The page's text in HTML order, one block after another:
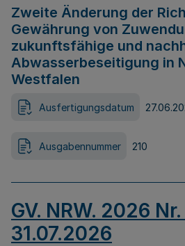
Zweite Änderung der
Gewährung von
zukunftsfähige und
Abwasserbeseitigung in
Westfalen
Ausfertigungsdatum
Ausgabennummer 210
GV. NRW. 2026
31.07.2026